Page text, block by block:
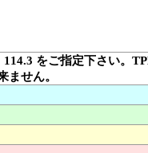
をご指定下さい。
ません。